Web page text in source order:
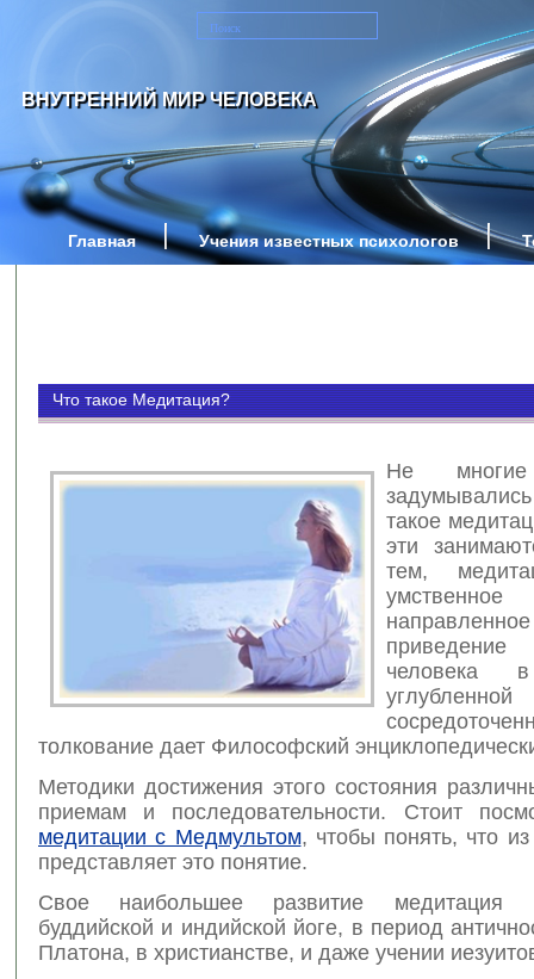
ВНУТРЕННИЙ МИР ЧЕЛОВЕКА
Главная Учения известных психологов
Что такое Медитация?
Не
такое
эти
тем,
человека
углубленной
толкование дает Философский
Методики достижения этого состояния
приемам и последовательности. Стоит
медитации с Медмультом, чтобы понять, что
представляет это понятие.
Свое наибольшее развитие медитация
буддийской и индийской йоге, в период
Платона, в христианстве, и даже учении